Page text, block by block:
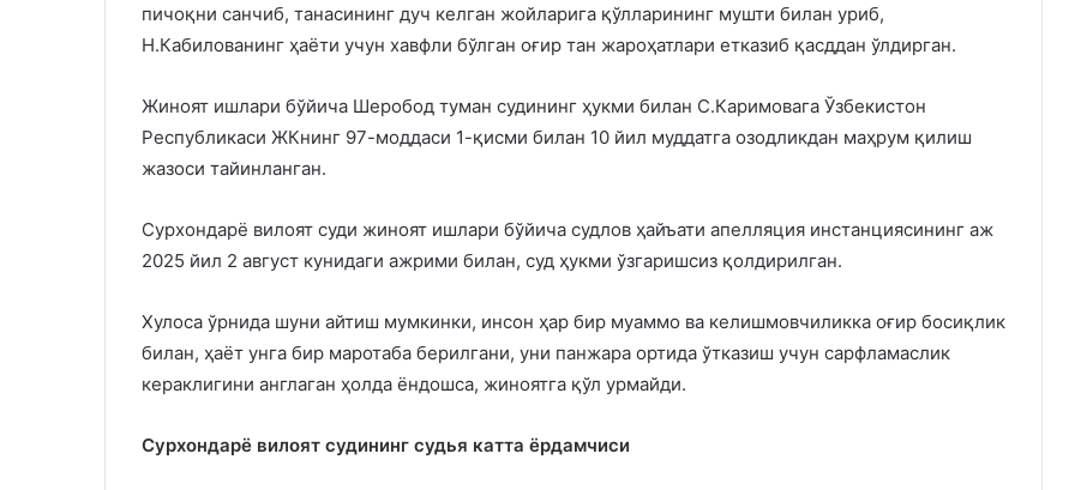
пичоқни санчиб, танасининг дуч келган жойларига қўлларининг мушти билан уриб,
Н.Кабилованинг ҳаёти учун хавфли бўлган оғир тан жароҳатлари етказиб қасддан ўлдирган.
Жиноят ишлари бўйича Шеробод туман судининг ҳукми билан С.Каримовага Ўзбекистон
Республикаси ЖКнинг 97-моддаси 1-қисми билан 10 йил муддатга озодликдан маҳрум қилиш
жазоси тайинланган.
Сурхондарё вилоят суди жиноят ишлари бўйича судлов ҳайъати апелляция инстанциясининг аж
2025 йил 2 август кунидаги ажрими билан, суд ҳукми ўзгаришсиз қолдирилган.
Хулоса ўрнида шуни айтиш мумкинки, инсон ҳар бир муаммо ва келишмовчиликка оғир босиқлик
билан, ҳаёт унга бир маротаба берилгани, уни панжара ортида ўтказиш учун сарфламаслик
кераклигини англаган ҳолда ёндошса, жиноятга қўл урмайди.
Сурхондарё вилоят судининг судья катта ёрдамчиси